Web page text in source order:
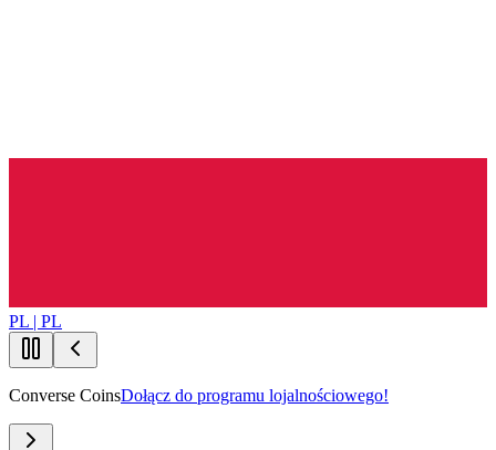
PL | PL
Converse CoinsDołącz do programu lojalnościowego!